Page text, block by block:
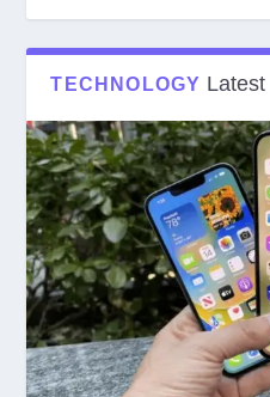
TECHNOLOGY Latest